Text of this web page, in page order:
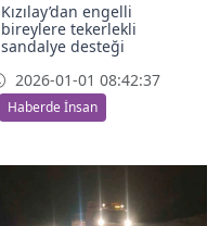
Kızılay’dan engelli
bireylere tekerlekli
sandalye desteği
2026-01-01 08:42:37
Haberde İnsan